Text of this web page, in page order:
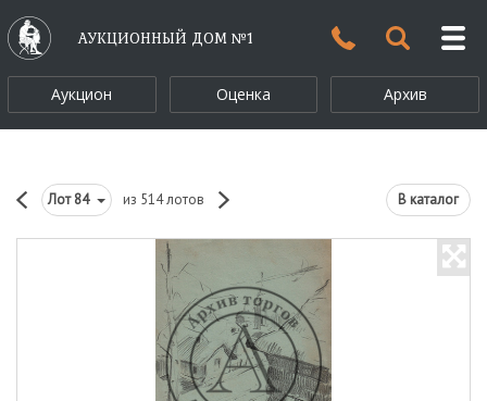
АУКЦИОННЫЙ ДОМ №1
Аукцион Оценка Архив
Лот84 из 514 лотов В каталог